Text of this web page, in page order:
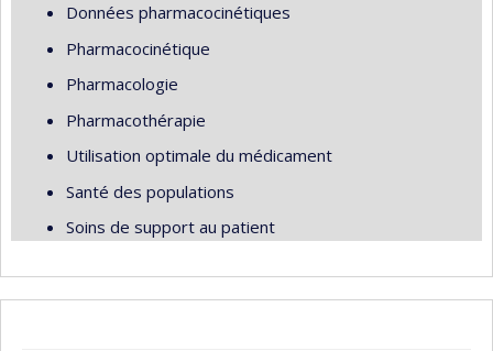
Données pharmacocinétiques
Pharmacocinétique
Pharmacologie
Pharmacothérapie
Utilisation optimale du médicament
Santé des populations
Soins de support au patient